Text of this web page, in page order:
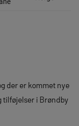
der er kommet nye
tilføjelser i Brøndby